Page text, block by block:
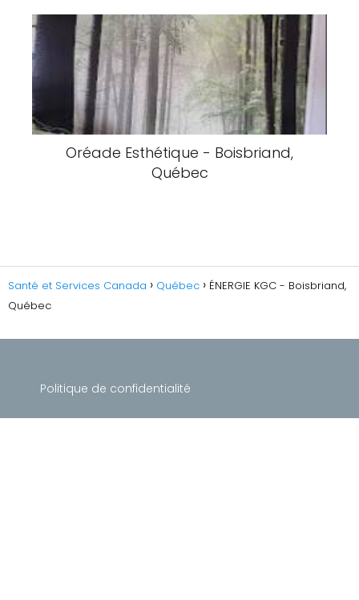
Oréade Esthétique - Boisbriand,
Québec
Santé et Services Canada Québec
ÉNERGIE KGC - Boisbriand,
Québec
Politique de confidentialité